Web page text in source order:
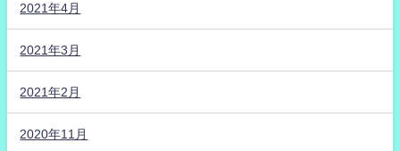
2021年4月
2021年3月
2021年2月
2020年11月